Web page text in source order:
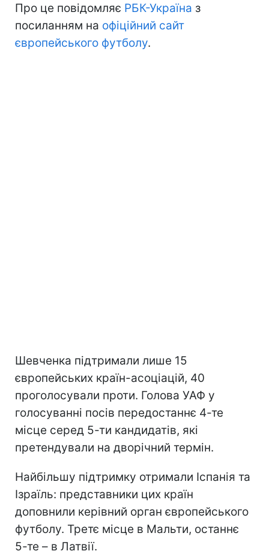
Про це повідомляє РБК-Україна з
посиланням на офіційний сайт
європейського футболу.
Шевченка підтримали лише 15
європейських країн-асоціацій, 40
проголосували проти. Голова УАФ у
голосуванні посів передостаннє 4-те
місце серед 5-ти кандидатів, які
претендували на дворічний термін.
Найбільшу підтримку отримали Іспанія та
Ізраїль: представники цих країн
доповнили керівний орган європейського
футболу. Третє місце в Мальти, останнє
5-те – в Латвії.